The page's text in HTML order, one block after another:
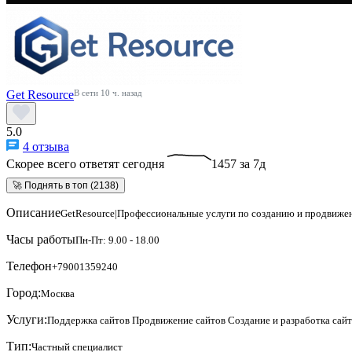
Get ResourceВ сети 10 ч. назад
5.0
4 отзыва
Скорее всего ответят сегодня
1457 за 7д
🚀 Поднять в топ (2138)
ОписаниеGetResource|Профессиональные услуги по созданию и
Часы работыПн-Пт: 9.00 - 18.00
Телефон+79001359240
Город:Москва
Услуги:Поддержка сайтов Продвижение сайтов Создание и разработка
Тип:Частный специалист